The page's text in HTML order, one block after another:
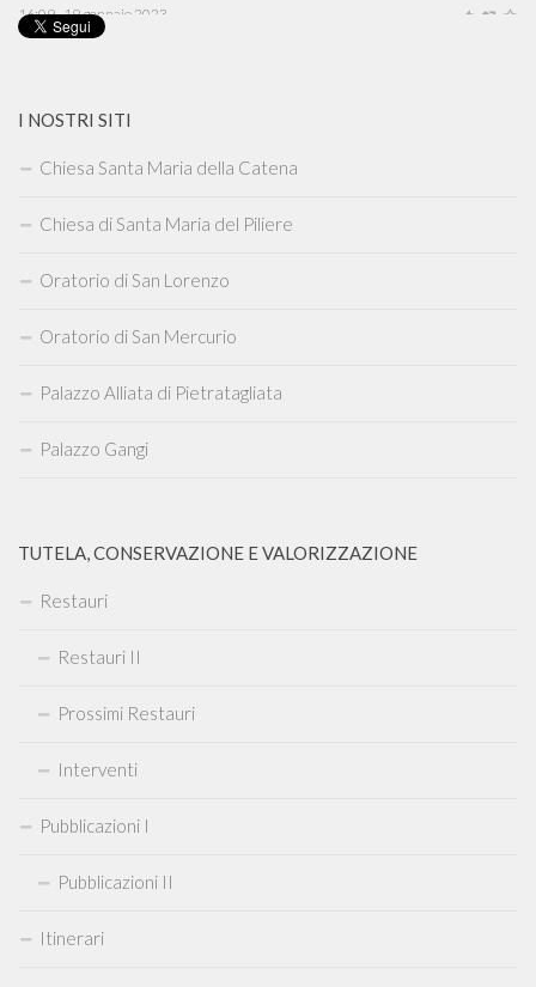
I NOSTRI SITI
Chiesa Santa Maria della Catena
Chiesa di Santa Maria del Piliere
Oratorio di San Lorenzo
Oratorio di San Mercurio
Palazzo Alliata di Pietratagliata
Palazzo Gangi
TUTELA, CONSERVAZIONE E VALORIZZAZIONE
Restauri
Restauri II
Prossimi Restauri
Interventi
Pubblicazioni I
Pubblicazioni II
Itinerari